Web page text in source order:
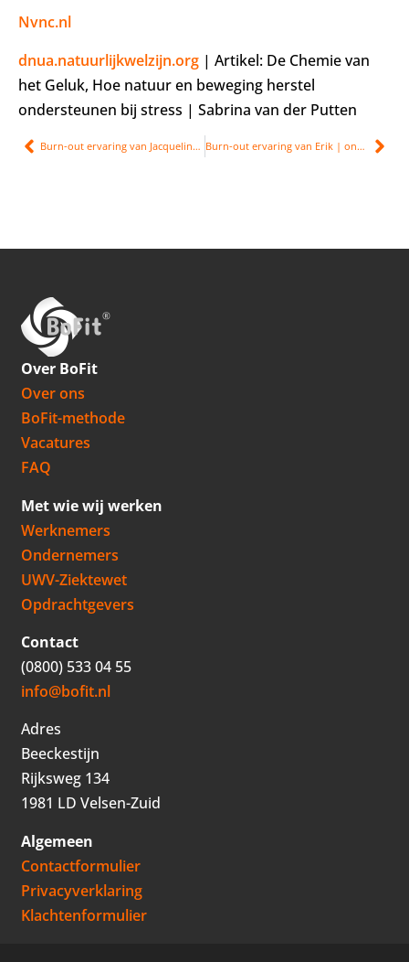
Nvnc.nl
dnua.natuurlijkwelzijn.org | Artikel: De Chemie van
het Geluk, Hoe natuur en beweging herstel
ondersteunen bij stress | Sabrina van der Putten
Burn-out ervaring van Jacqueline | herstel na kanker Burn-out ervaring van Erik | ondernemer en overmatig piekeren
Over BoFit
Over ons
BoFit-methode
Vacatures
FAQ
Met wie wij werken
Werknemers
Ondernemers
UWV-Ziektewet
Opdrachtgevers
Contact
(0800) 533 04 55
info@bofit.nl
Adres
Beeckestijn
Rijksweg 134
1981 LD Velsen-Zuid
Algemeen
Contactformulier
Privacyverklaring
Klachtenformulier